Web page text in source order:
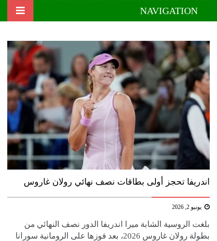
NAVIGATION
اندريفا تحجز أولى بطاقات نصف نهائي رولان غاروس
يونيو 2, 2026
بلغت الروسية الشابة ​ميرا اندريفا​ الدور نصف النهائي من
بطولة ​رولان غاروس​ 2026، بعد فوزها على الرومانية ​سورانا